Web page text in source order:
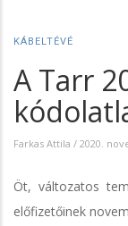
KÁBELTÉVÉ
A Tarr
Farkas Attila / 2020.
Öt, változatos
előfizetőinek